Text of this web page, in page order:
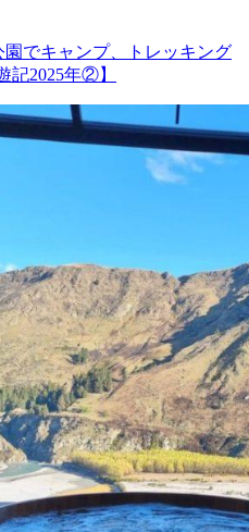
でキャンプ、トレッキング
記2025年②】